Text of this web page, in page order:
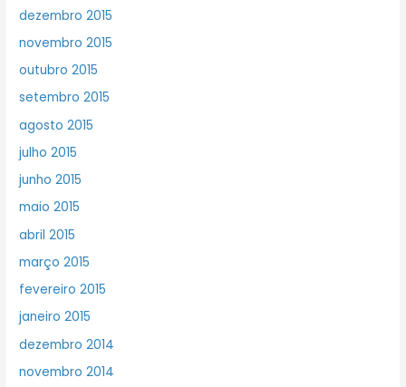
dezembro 2015
novembro 2015
outubro 2015
setembro 2015
agosto 2015
julho 2015
junho 2015
maio 2015
abril 2015
março 2015
fevereiro 2015
janeiro 2015
dezembro 2014
novembro 2014